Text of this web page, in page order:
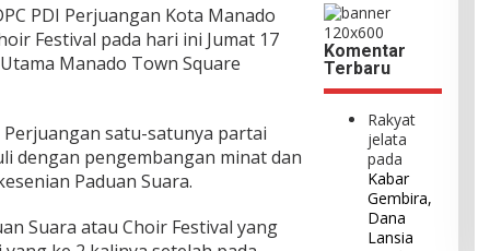
PDI Perjuangan Kota Manado
Festival pada hari ini Jumat 17
Manado Town Square
satu-satunya partai
dengan pengembangan minat dan
Paduan Suara.
Suara atau Choir Festival yang
Komentar
Terbaru
Rakyat
jelata
pada
Kabar
Gembira,
Dana
Lansia